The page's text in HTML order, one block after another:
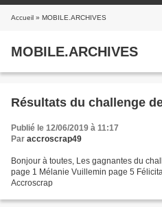
Accueil » MOBILE.ARCHIVES
MOBILE.ARCHIVES
Résultats du challenge
Publié le 12/06/2019 à 11:17
Par accroscrap49
Bonjour à toutes, Les gagnantes du
page 1 Mélanie Vuillemin page 5
Accroscrap